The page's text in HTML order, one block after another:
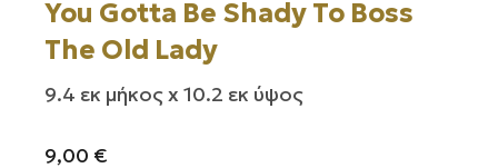
You Gotta Be Shady To Boss
The Old Lady
9.4 εκ μήκος x 10.2 εκ ύψος
9,00 €